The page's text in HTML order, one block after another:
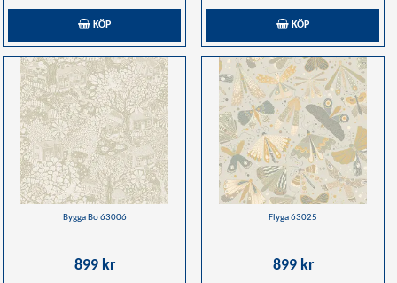
KÖP KÖP
Bygga Bo 63006
899 kr
Flyga 63025
899 kr